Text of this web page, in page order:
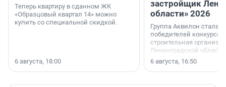
Теперь квартиру в сданном ЖК
«Образцовый квартал 14» можно
купить со специальной скидкой.
6 августа, 18:00
застройщик
области» 2026
Группа Аквилон стала
победителей конкурса
строительная
Ленинградской области
номинации «Самый
застройщик
области».
6 августа, 16:50